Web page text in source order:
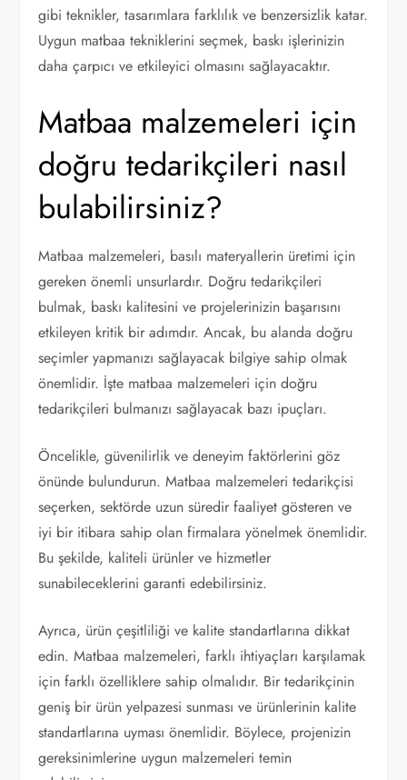
gibi teknikler, tasarımlara farklılık ve benzersizlik katar.
Uygun matbaa tekniklerini seçmek, baskı işlerinizin
daha çarpıcı ve etkileyici olmasını sağlayacaktır.
Matbaa malzemeleri için
doğru tedarikçileri nasıl
bulabilirsiniz?
Matbaa malzemeleri, basılı materyallerin üretimi için
gereken önemli unsurlardır. Doğru tedarikçileri
bulmak, baskı kalitesini ve projelerinizin başarısını
etkileyen kritik bir adımdır. Ancak, bu alanda doğru
seçimler yapmanızı sağlayacak bilgiye sahip olmak
önemlidir. İşte matbaa malzemeleri için doğru
tedarikçileri bulmanızı sağlayacak bazı ipuçları.
Öncelikle, güvenilirlik ve deneyim faktörlerini göz
önünde bulundurun. Matbaa malzemeleri tedarikçisi
seçerken, sektörde uzun süredir faaliyet gösteren ve
iyi bir itibara sahip olan firmalara yönelmek önemlidir.
Bu şekilde, kaliteli ürünler ve hizmetler
sunabileceklerini garanti edebilirsiniz.
Ayrıca, ürün çeşitliliği ve kalite standartlarına dikkat
edin. Matbaa malzemeleri, farklı ihtiyaçları karşılamak
için farklı özelliklere sahip olmalıdır. Bir tedarikçinin
geniş bir ürün yelpazesi sunması ve ürünlerinin kalite
standartlarına uyması önemlidir. Böylece, projenizin
gereksinimlerine uygun malzemeleri temin